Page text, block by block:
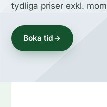
tydliga priser exkl.
Boka tid